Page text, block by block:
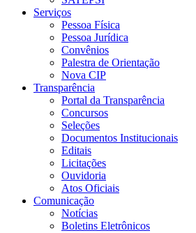
Serviços
Pessoa Física
Pessoa Jurídica
Convênios
Palestra de Orientação
Nova CIP
Transparência
Portal da Transparência
Concursos
Seleções
Documentos Institucionais
Editais
Licitações
Ouvidoria
Atos Oficiais
Comunicação
Notícias
Boletins Eletrônicos